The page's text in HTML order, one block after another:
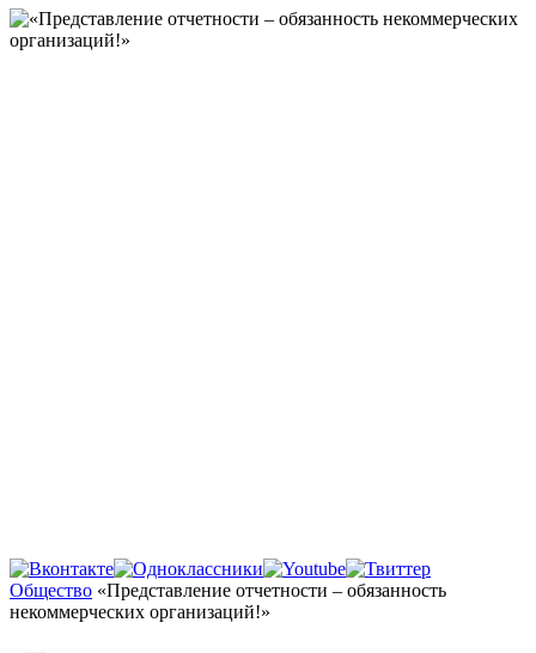
Главная
Общество «Представление отчетности – обязанность
некоммерческих организаций!»